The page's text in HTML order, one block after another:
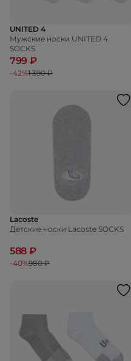
UNITED 4
Мужские носки UNITED 4
SOCKS
799 ₽
-42%1 390 ₽
Lacoste
Детские носки Lacoste SOCKS
588 ₽
-40%980 ₽